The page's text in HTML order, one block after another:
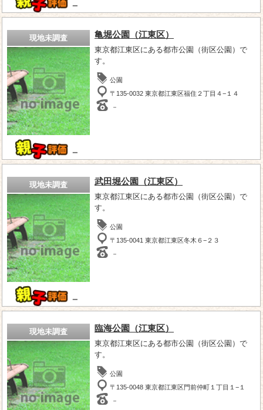
－
現地未調査
－
亀堀公園（江東区）
東京都江東区にある都市公園（街区公園）で
す。
公園
〒135-0032 東京都江東区福住２丁目４−１４
－
現地未調査
－
武田堀公園（江東区）
東京都江東区にある都市公園（街区公園）で
す。
公園
〒135-0041 東京都江東区冬木６−２３
－
現地未調査 臨海公園（江東区）
東京都江東区にある都市公園（街区公園）で
す。
公園
〒135-0048 東京都江東区門前仲町１丁目１−１
－